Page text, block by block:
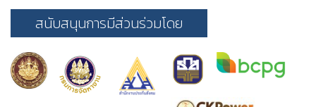
สนับสนุนการมีส่วนร่วมโดย